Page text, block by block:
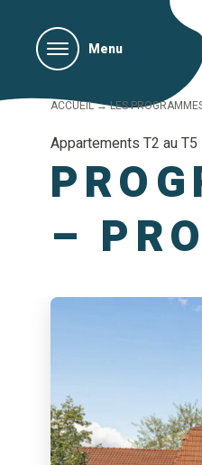
Menu
ACCUEIL→LES
Appartements T2 au
–